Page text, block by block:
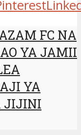
FC NA
YA JAMII
YA
JIJINI